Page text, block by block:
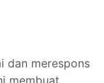
dan merespons